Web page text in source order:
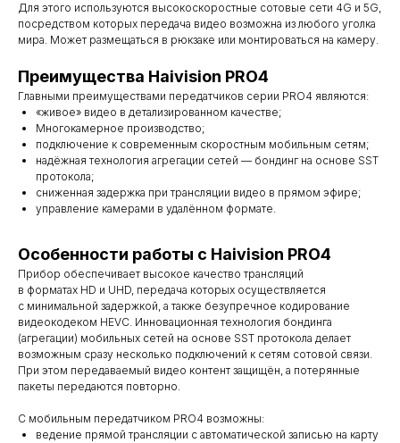
Для этого используются высокоскоростные сотовые сети 4G и 5G,
посредством которых передача видео возможна из любого уголка
мира. Может размещаться в рюкзаке или монтироваться на камеру.
Преимущества Haivision PRO4
Главными преимуществами передатчиков серии PRO4 являются:
«живое» видео в детализированном качестве;
Многокамерное производство;
подключение к современным скоростным мобильным сетям;
надёжная технология агрегации сетей — бондинг на основе SST
протокола;
сниженная задержка при трансляции видео в прямом эфире;
управление камерами в удалённом формате.
Особенности работы с Haivision PRO4
Прибор обеспечивает высокое качество трансляций
в форматах HD и UHD, передача которых осуществляется
с минимальной задержкой, а также безупречное кодирование
видеокодеком HEVC. Инновационная технология бондинга
(агрегации) мобильных сетей на основе SST протокола делает
возможным сразу несколько подключений к сетям сотовой связи.
При этом передаваемый видео контент защищён, а потерянные
пакеты передаются повторно.
С мобильным передатчиком PRO4 возможны:
ведение прямой трансляции с автоматической записью на карту